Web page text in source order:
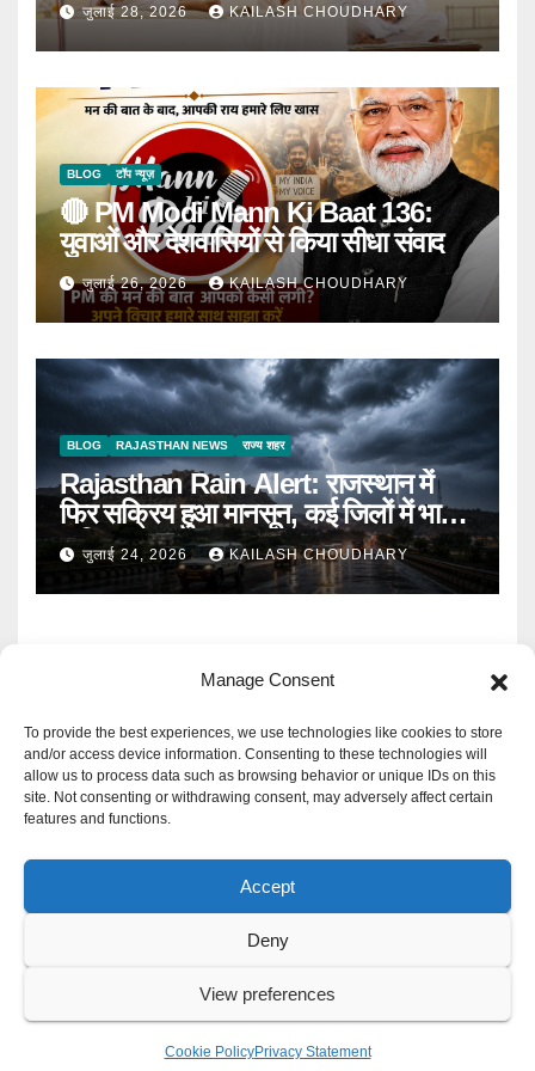
Manage Consent
To provide the best experiences, we use technologies like cookies to store
and/or access device information. Consenting to these technologies will
allow us to process data such as browsing behavior or unique IDs on this
site. Not consenting or withdrawing consent, may adversely affect certain
features and functions.
Accept
Deny
View preferences
Cookie PolicyPrivacy Statement
जुलाई 28, 2026 KAILASH CHOUDHARY
BLOG टॉप न्यूज़
🔴 PM Modi Mann Ki Baat 136:
युवाओं और देशवासियों से किया सीधा संवाद
जुलाई 26, 2026 KAILASH CHOUDHARY
BLOG RAJASTHAN NEWS राज्य शहर
Rajasthan Rain Alert: राजस्थान में
फिर सक्रिय हुआ मानसून, कई जिलों में भारी
बारिश का Alert
जुलाई 24, 2026 KAILASH CHOUDHARY
Mangal Media News
हर खबर पर नजर